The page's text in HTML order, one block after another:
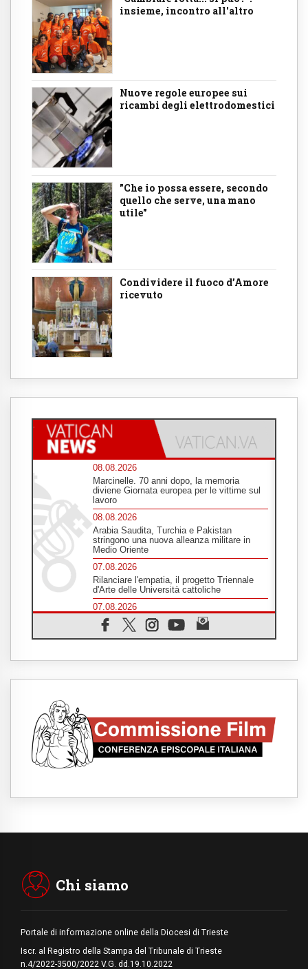
insieme, incontro all'altro
Nuove regole europee sui
ricambi degli elettrodomestici
"Che io possa essere, secondo
quello che serve, una mano
utile"
Condividere il fuoco d’Amore
ricevuto
08.08.2026
Marcinelle. 70 anni dopo, la memoria
diviene Giornata europea per le vittime sul
lavoro
08.08.2026
Arabia Saudita, Turchia e Pakistan
stringono una nuova alleanza militare in
Medio Oriente
07.08.2026
Rilanciare l'empatia, il progetto Triennale
d'Arte delle Università cattoliche
07.08.2026
Filippine, il vicariato apostolico di Calapan
diventa diocesi
A Castel Gandolfo l'arazzo di Raffaello sulla
07.08.2026
Il Papa in Francia, quattro giorni intensi tra
Chiesa, popolo e istituzioni
Chi siamo
Portale di informazione online della Diocesi di Trieste
Iscr. al Registro della Stampa del Tribunale di Trieste
n.4/2022-3500/2022 V.G. dd.19.10.2022